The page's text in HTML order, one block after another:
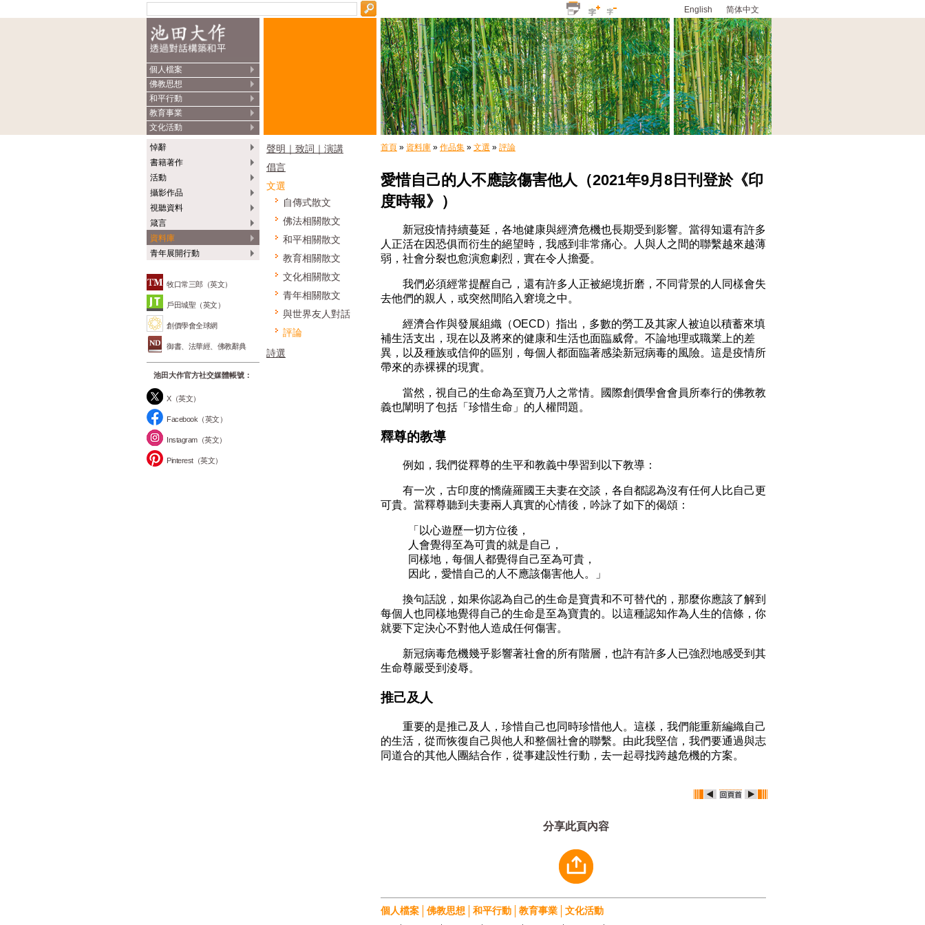
English 简体中文
個人檔案
佛教思想
和平行動
教育事業
文化活動
悼辭
書籍著作
活動
攝影作品
視聽資料
箴言
資料庫
青年展開行動
牧口常三郎（英文）
戶田城聖（英文）
創價學會全球網
御書、法華經、佛教辭典
池田大作官方社交媒體帳號：
X（英文）
Facebook（英文）
Instagram（英文）
Pinterest（英文）
聲明｜致詞｜演講
倡言
文選
自傳式散文
佛法相關散文
和平相關散文
教育相關散文
文化相關散文
青年相關散文
與世界友人對話
評論
詩選
首頁 » 資料庫 » 作品集 » 文選 » 評論
愛惜自己的人不應該傷害他人（2021年9月8日刊登於《印
度時報》）
新冠疫情持續蔓延，各地健康與經濟危機也長期受到影響。當得知還有許多
人正活在因恐俱而衍生的絕望時，我感到非常痛心。人與人之間的聯繫越來越薄
弱，社會分裂也愈演愈劇烈，實在令人擔憂。
我們必須經常提醒自己，還有許多人正被絕境折磨，不同背景的人同樣會失
去他們的親人，或突然間陷入窘境之中。
經濟合作與發展組織（OECD）指出，多數的勞工及其家人被迫以積蓄來填
補生活支出，現在以及將來的健康和生活也面臨威脅。不論地理或職業上的差
異，以及種族或信仰的區別，每個人都面臨著感染新冠病毒的風險。這是疫情所
帶來的赤裸裸的現實。
當然，視自己的生命為至寶乃人之常情。國際創價學會會員所奉行的佛教教
義也闡明了包括「珍惜生命」的人權問題。
釋尊的教導
例如，我們從釋尊的生平和教義中學習到以下教導：
有一次，古印度的憍薩羅國王夫妻在交談，各自都認為沒有任何人比自己更
可貴。當釋尊聽到夫妻兩人真實的心情後，吟詠了如下的偈頌：
「以心遊歷一切方位後，
人會覺得至為可貴的就是自己，
同樣地，每個人都覺得自己至為可貴，
因此，愛惜自己的人不應該傷害他人。」
換句話說，如果你認為自己的生命是寶貴和不可替代的，那麼你應該了解到
每個人也同樣地覺得自己的生命是至為寶貴的。以這種認知作為人生的信條，你
就要下定決心不對他人造成任何傷害。
新冠病毒危機幾乎影響著社會的所有階層，也許有許多人已強烈地感受到其
生命尊嚴受到淩辱。
推己及人
重要的是推己及人，珍惜自己也同時珍惜他人。這樣，我們能重新編織自己
的生活，從而恢復自己與他人和整個社會的聯繫。由此我堅信，我們要通過與志
同道合的其他人團結合作，從事建設性行動，去一起尋找跨越危機的方案。
分享此頁內容
個人檔案 佛教思想 和平行動 教育事業 文化活動